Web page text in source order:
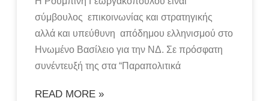
σύμβουλος επικοινωνίας και στρατηγικής
αλλά και υπεύθυνη απόδημου ελληνισμού στο
Ηνωμένο Βασίλειο για την ΝΔ. Σε πρόσφατη
συνέντευξή της στα “Παραπολιτικά
READ MORE »